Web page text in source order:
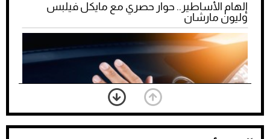
إلهام الأساطير.. حوار حصري مع مايكل فيلبس
وليون مارشان